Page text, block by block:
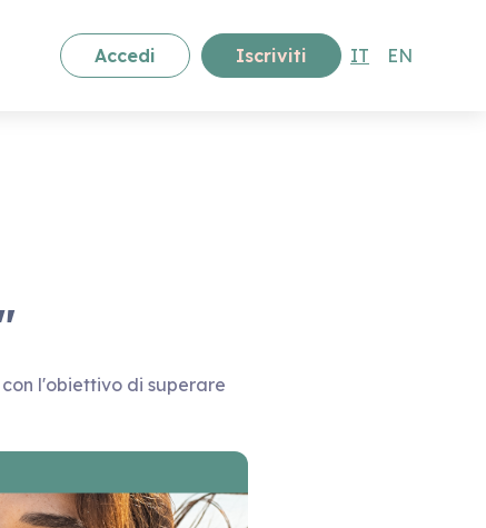
Accedi Iscriviti IT EN
l'obiettivo di superare